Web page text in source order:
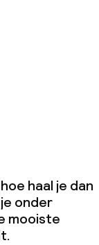
haal je dan
onder
mooiste